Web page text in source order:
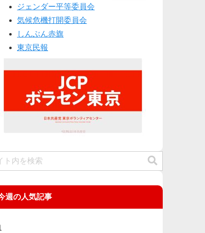
ジェンダー平等委員会
気候危機打開委員会
しんぶん赤旗
東京民報
週の人気記事